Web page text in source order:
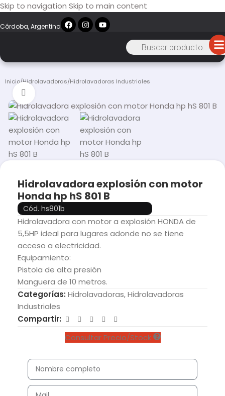
Skip to navigation Skip to main content
Córdoba, Argentina
Inicio/Hidrolavadoras/Hidrolavadoras Industriales
Hidrolavadora explosión con motor
Honda hp hS 801 B
Cód. hs801b
Hidrolavadora con motor a explosión HONDA de
5,5HP ideal para lugares adonde no se tiene
acceso a electricidad.
Equipamiento:
Pistola de alta presión
Manguera de 10 metros.
Categorías: Hidrolavadoras,Hidrolavadoras
Industriales
Compartir:
Consultar Precio/Stock